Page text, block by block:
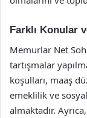
Farklı Konular
Memurlar Net
tartışmalar
koşulları, maaş
emeklilik ve
almaktadır.